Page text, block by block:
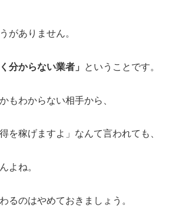
がありません。
分からない業者」 ということです。
もわからない相手から、
を稼げますよ」なんて言われても、
よね。
るのはやめておきましょう。